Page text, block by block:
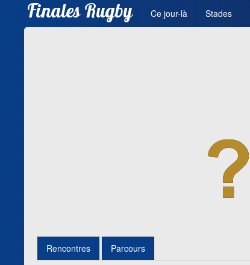
Finales Rugby Ce jour-là Stades
Rencontres Parcours